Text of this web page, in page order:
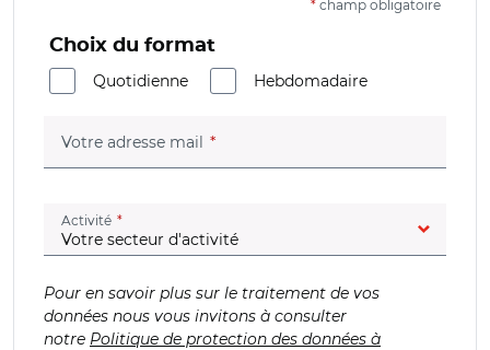
* champ obligatoire
Choix du format
Quotidienne
Hebdomadaire
Votre adresse mail (champ obligatoire)
Activité (champ obligatoire)
Pour en savoir plus sur le traitement de vos
données nous vous invitons à consulter
notre Politique de protection des données à